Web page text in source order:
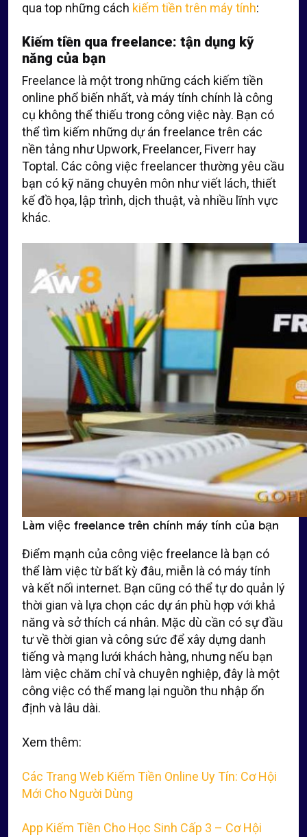
qua top những cách kiếm tiền trên máy tính:
Kiếm tiền qua freelance: tận dụng kỹ
năng của bạn
Freelance là một trong những cách kiếm tiền
online phổ biến nhất, và máy tính chính là công
cụ không thể thiếu trong công việc này. Bạn có
thể tìm kiếm những dự án freelance trên các
nền tảng như Upwork, Freelancer, Fiverr hay
Toptal. Các công việc freelancer thường yêu cầu
bạn có kỹ năng chuyên môn như viết lách, thiết
kế đồ họa, lập trình, dịch thuật, và nhiều lĩnh vực
khác.
Làm việc freelance trên chính máy tính của bạn
Điểm mạnh của công việc freelance là bạn có
thể làm việc từ bất kỳ đâu, miễn là có máy tính
và kết nối internet. Bạn cũng có thể tự do quản lý
thời gian và lựa chọn các dự án phù hợp với khả
năng và sở thích cá nhân. Mặc dù cần có sự đầu
tư về thời gian và công sức để xây dựng danh
tiếng và mạng lưới khách hàng, nhưng nếu bạn
làm việc chăm chỉ và chuyên nghiệp, đây là một
công việc có thể mang lại nguồn thu nhập ổn
định và lâu dài.
Xem thêm:
Các Trang Web Kiếm Tiền Online Uy Tín: Cơ Hội
Mới Cho Người Dùng
App Kiếm Tiền Cho Học Sinh Cấp 3 – Cơ Hội